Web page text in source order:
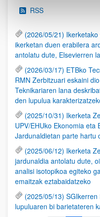
RSS
(2026/05/21)
ikerketan duen erabilera
antolatu dute, Elsevierren
(2026/03/17) ETBko
RMN Zerbitzuari eskaini
Teknikariaren lana
den lupulua
(2025/10/31) Ikerketa
UPV/EHUko Ekonomia eta
Jardunaldietan parte hartu
(2025/06/12) Ikerketa
jardunaldia antolatu dute,
analisi isotopikoa egiteko
emaitzak eztabaidatzeko
(2025/05/13)
lupuluaren bi barietateren